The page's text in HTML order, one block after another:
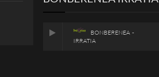
BONBERENEA -
IRRATIA